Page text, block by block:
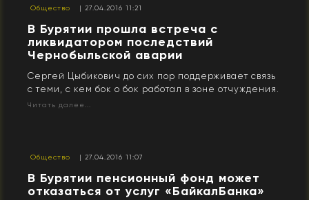
Общество | 27.04.2016 11:21
В Бурятии прошла встреча с
ликвидатором последствий
Чернобыльской аварии
Сергей Цыбикович до сих пор поддерживает связь
с теми, с кем бок о бок работал в зоне отчуждения.
Читать далее...
Общество | 27.04.2016 11:07
В Бурятии пенсионный фонд может
отказаться от услуг «БайкалБанка»